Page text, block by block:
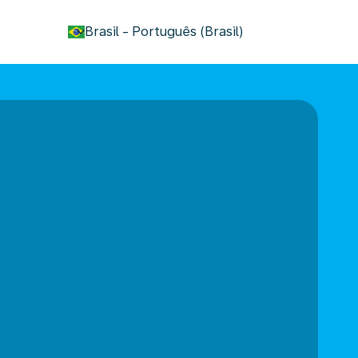
Brasil - Português (Brasil)
keyboard_arrow_down